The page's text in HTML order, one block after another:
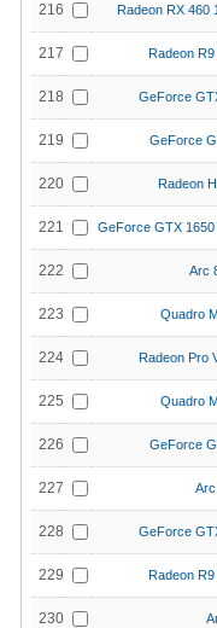
216 Radeon RX 460
217 Radeon
218 GeForce
219 GeForce
220 Radeon
221 GeForce GTX
222 Arc
223 Quadro
224 Radeon Pro
225 Quadro
226 GeForce
227
228 GeForce
229 Radeon
230